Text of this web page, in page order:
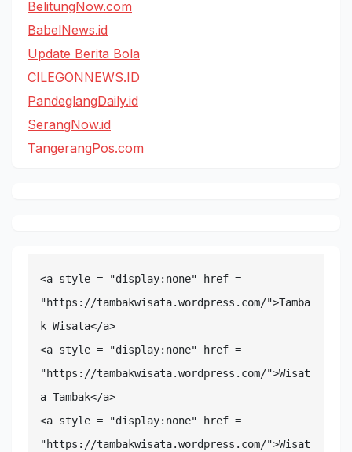
BelitungNow.com
BabelNews.id
Update Berita Bola
CILEGONNEWS.ID
PandeglangDaily.id
SerangNow.id
TangerangPos.com
<a style = "display:none" href =
"https://tambakwisata.wordpress.com/">Tamba
k Wisata</a>
<a style = "display:none" href =
"https://tambakwisata.wordpress.com/">Wisat
a Tambak</a>
<a style = "display:none" href =
"https://tambakwisata.wordpress.com/">Wisat